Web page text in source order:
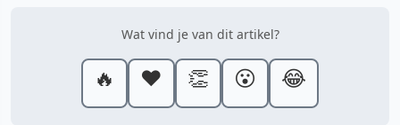
Wat vind je van dit artikel?
🔥 ❤️ 👏 😮 😂